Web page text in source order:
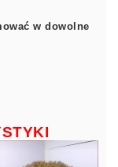
w dowolne